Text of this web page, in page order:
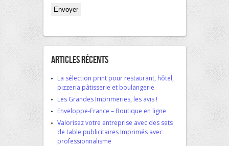
Articles Récents
La sélection print pour restaurant, hôtel,
pizzeria pâtisserie et boulangerie
Les Grandes Imprimeries, les avis !
Enveloppe-France – Boutique en ligne
Valorisez votre entreprise avec des sets
de table publicitaires Imprimés avec
professionnalisme